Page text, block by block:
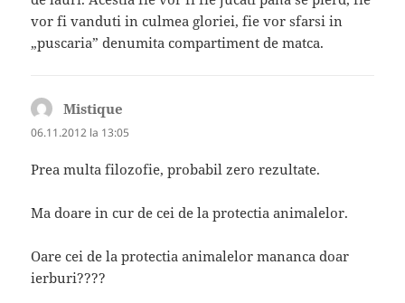
vor fi vanduti in culmea gloriei, fie vor sfarsi in
„puscaria” denumita compartiment de matca.
Mistique
06.11.2012 la 13:05
Prea multa filozofie, probabil zero rezultate.
Ma doare in cur de cei de la protectia animalelor.
Oare cei de la protectia animalelor mananca doar
ierburi????